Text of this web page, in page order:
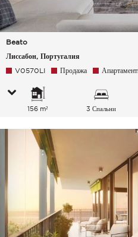
Beato
Лиссабон, Португалия
V0570LI Продажа
156 m² 3 Спальни